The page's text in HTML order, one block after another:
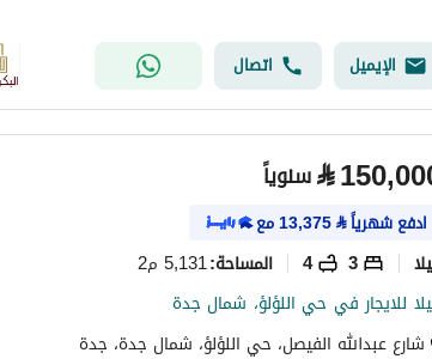
الإيميل اتصال
⃁سنوياً
ادفع شهرياً⃁
13,375مع
3
4 المساحة:5,131 م2
للايجار في حي اللؤلؤ، شمال جدة
شارع عبدالله الفيصل، حي اللؤلؤ، شمال جدة، جدة